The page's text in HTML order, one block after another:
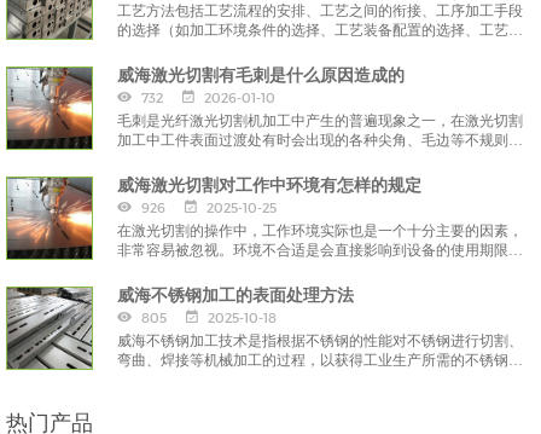
工艺方法包括工艺流程的安排、工艺之间的衔接、工序加工手段
的选择（如加工环境条件的选择、工艺装备配置的选择、工艺参
威海激光切割有毛刺是什么原因造成的
732
2026-01-10
毛刺是光纤激光切割机加工中产生的普遍现象之一，在激光切割
加工中工件表面过渡处有时会出现的各种尖角、毛边等不规则的
威海激光切割对工作中环境有怎样的规定
926
2025-10-25
在激光切割的操作中，工作环境实际也是一个十分主要的因素，
非常容易被忽视。环境不合适是会直接影响到设备的使用期限和
威海不锈钢加工的表面处理方法
805
2025-10-18
威海不锈钢加工技术是指根据不锈钢的性能对不锈钢进行切割、
弯曲、焊接等机械加工的过程，以获得工业生产所需的不锈钢产
热门产品